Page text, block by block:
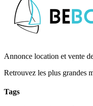
Annonce location et vente
Retrouvez les plus grandes
Tags